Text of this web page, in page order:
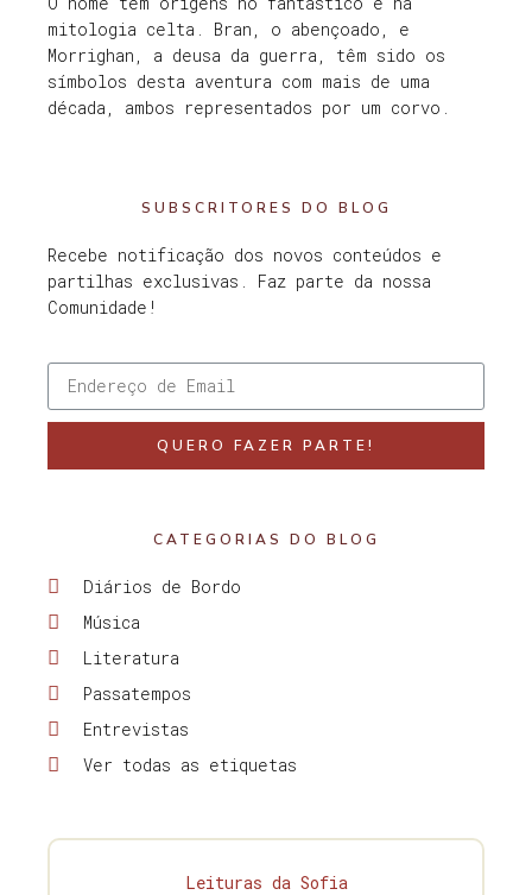
mitologia celta. Bran, o abençoado, e
Morrighan, a deusa da guerra, têm sido os
símbolos desta aventura com mais de uma
década, ambos representados por um corvo.
SUBSCRITORES DO BLOG
Recebe notificação dos novos conteúdos e
partilhas exclusivas. Faz parte da nossa
Comunidade!
QUERO FAZER PARTE!
CATEGORIAS DO BLOG
Diários de Bordo
Música
Literatura
Passatempos
Entrevistas
Ver todas as etiquetas
Leituras da Sofia